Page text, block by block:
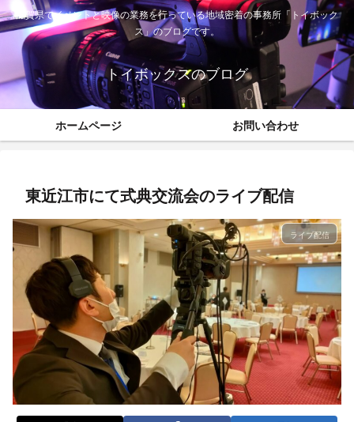
滋賀県でイベントと映像の業務を行っている地域密着の事務所「トイボック
ス」のブログです。
トイボックスのブログ
ホームページ お問い合わせ
東近江市にて式典交流会のライブ配信
ライブ配信